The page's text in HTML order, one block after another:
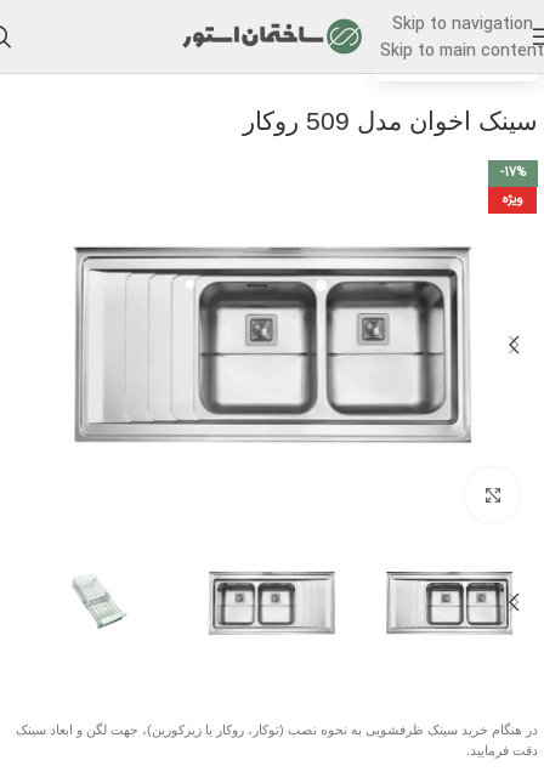
Skip to navigation
Skip to main content
خانه/سینک ظرفشویی
سینک اخوان مدل 509 روکار
-17%
ویژه
در هنگام خرید سینک ظرفشویی به نحوه نصب (توکار، روکار یا زیرکورین)، جهت لگن و ابعاد سینک
دقت فرمایید.